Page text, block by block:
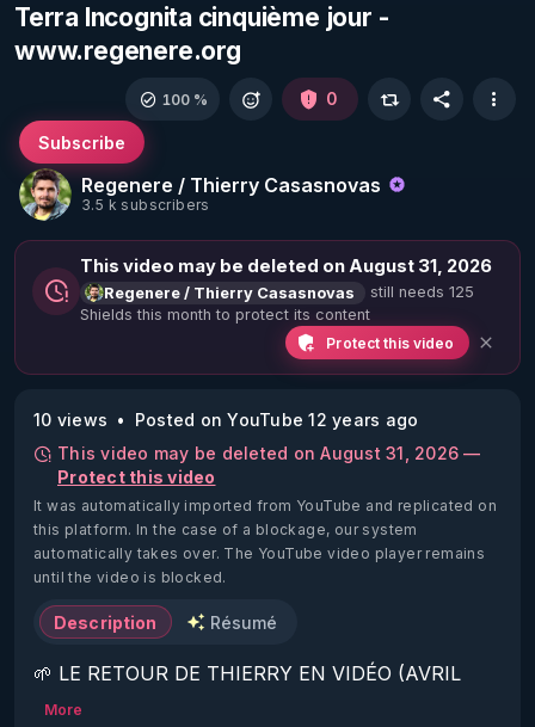
Terra Incognita cinquième jour -
www.regenere.org
Regenere / Thierry Casasnovas
3.5 k subscribers
Subscribe
100 % 0
This video may be deleted on August 31, 2026
Regenere / Thierry Casasnovas
still needs 125
Shields this month to protect its content
Protect this video
10 views
Posted on YouTube 12 years ago
This video may be deleted on August 31, 2026 —
Protect this video
It was automatically imported from YouTube and replicated on
this platform. In the case of a blockage, our system
automatically takes over. The YouTube video player remains
until the video is blocked.
Description Résumé
🌱 LE RETOUR DE THIERRY EN VIDÉO (AVRIL
2022)!
More